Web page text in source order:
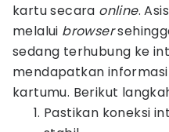
kartu secara online.
melalui browser
sedang terhubung ke
mendapatkan
kartumu. Berikut
Pastikan koneksi